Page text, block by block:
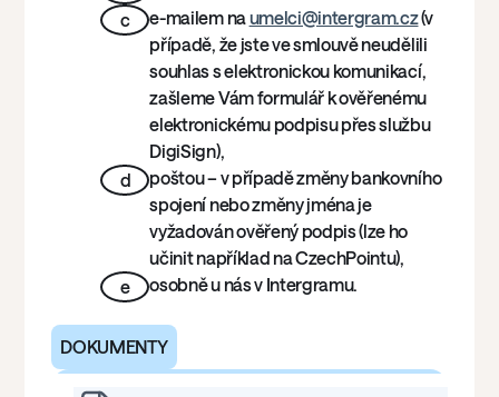
c e-mailem naumelci@intergram.cz(v
případě, že jste ve smlouvě neudělili
souhlas s elektronickou komunikací,
zašleme Vám formulář k ověřenému
elektronickému podpisu přes službu
DigiSign),
d
poštou – v případě změny bankovního
spojení nebo změny jména je
vyžadován ověřený podpis (lze ho
učinit například na CzechPointu),
e
osobně u nás v Intergramu.
DOKUMENTY